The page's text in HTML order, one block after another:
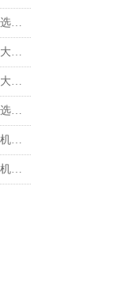
大米色选机有什么用呢？大米色选机的作用
大米色选机工作原理视频教程；大米色选机工作演示
怎么选择大米色选机？如何选购大米色选机
大米色选机效果怎么样？大米色选机的优点
大米色选机能用多久？大米色选机的使用期限
大米色选机怎么使用？大米色选机的操作流程